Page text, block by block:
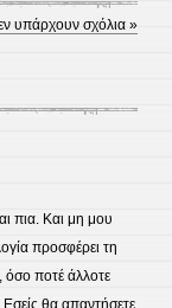
υπάρχουν σχόλια »
πια. Και μη μου
προσφέρει τη
ποτέ άλλοτε
θα απαντήσετε